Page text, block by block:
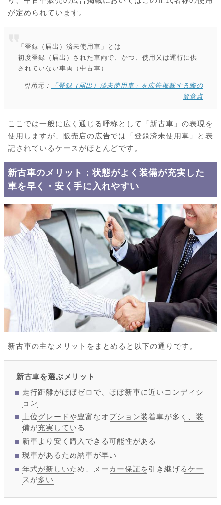
が定められています。
「登録（届出）済未使用車」とは
初度登録（届出）された車両で、かつ、使用又は運行に供
されていない車両（中古車）
引用元：
「登録（届出）済未使用車」を広告掲載する際の
留意点
ここでは一般に広く通じる呼称として「新古車」の表現を
使用しますが、販売店の広告では「登録済未使用車」と表
記されているケースがほとんどです。
新古車のメリット：状態がよく装備が充実した
車を早く・安く手に入れやすい
新古車の主なメリットをまとめると以下の通りです。
新古車を選ぶメリット
走行距離がほぼゼロで、ほぼ新車に近いコンディシ
ョン
上位グレードや豊富なオプション装着車が多く、装
備が充実している
新車より安く購入できる可能性がある
現車があるため納車が早い
年式が新しいため、メーカー保証を引き継げるケー
スが多い